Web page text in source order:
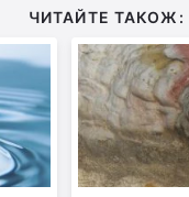
ЧИТАЙТЕ ТАКОЖ: